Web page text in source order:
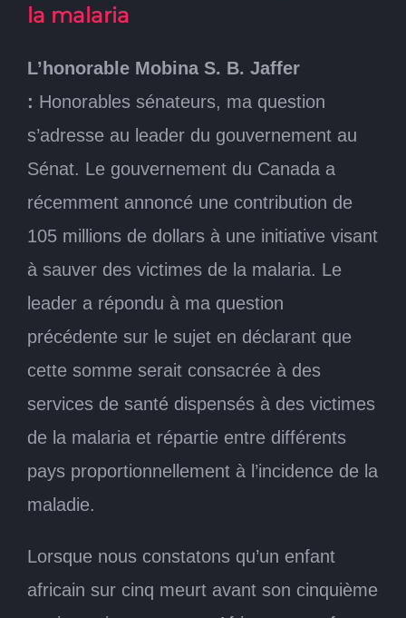
la malaria
L’honorable Mobina S. B. Jaffer
: Honorables sénateurs, ma question
s’adresse au leader du gouvernement au
Sénat. Le gouvernement du Canada a
récemment annoncé une contribution de
105 millions de dollars à une initiative visant
à sauver des victimes de la malaria. Le
leader a répondu à ma question
précédente sur le sujet en déclarant que
cette somme serait consacrée à des
services de santé dispensés à des victimes
de la malaria et répartie entre différents
pays proportionnellement à l’incidence de la
maladie.
Lorsque nous constatons qu’un enfant
africain sur cinq meurt avant son cinquième